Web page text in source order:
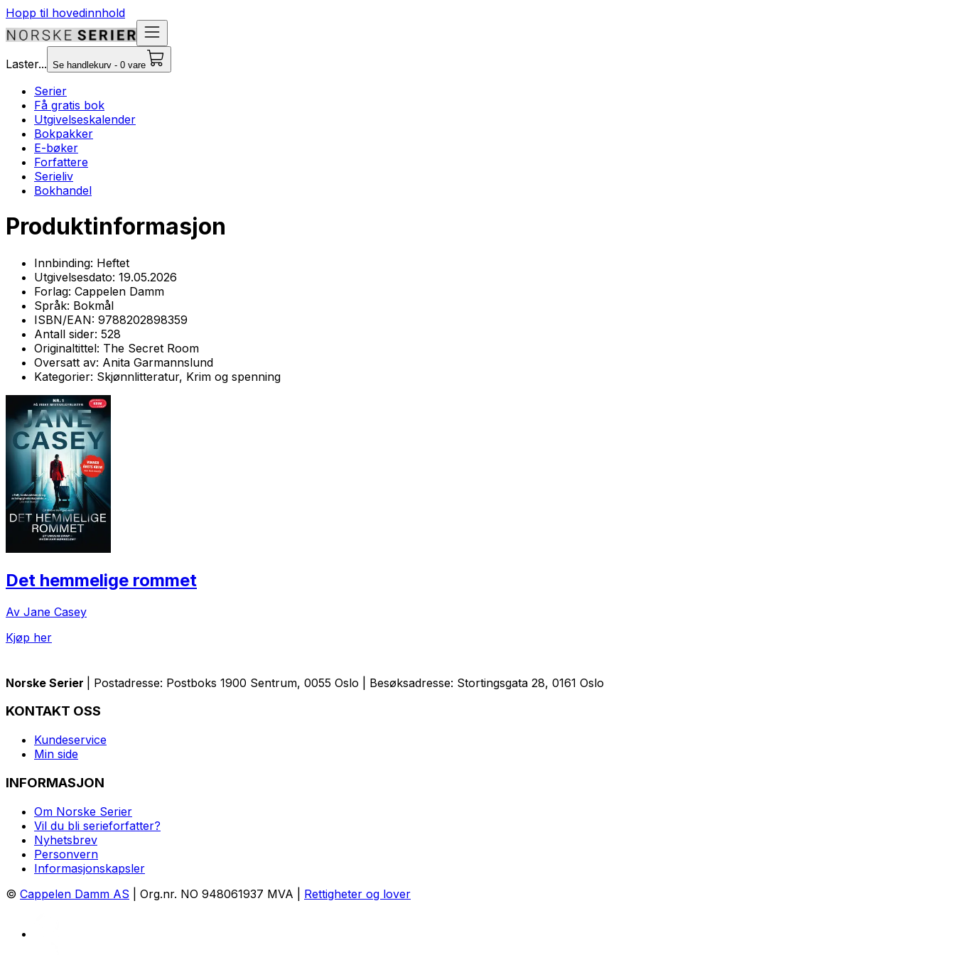
Hopp til hovedinnhold
Laster... Se handlekurv - 0 vare
Serier
Få gratis bok
Utgivelseskalender
Bokpakker
E-bøker
Forfattere
Serieliv
Bokhandel
Produktinformasjon
Innbinding: Heftet
Utgivelsesdato: 19.05.2026
Forlag: Cappelen Damm
Språk: Bokmål
ISBN/EAN: 9788202898359
Antall sider: 528
Originaltittel: The Secret Room
Oversatt av: Anita Garmannslund
Kategorier: Skjønnlitteratur, Krim og spenning
Det hemmelige rommet
Av Jane Casey
Kjøp her
Norske Serier | Postadresse: Postboks 1900 Sentrum, 0055 Oslo | Besøksadresse: Stortingsgata 28, 0161 Oslo
KONTAKT OSS
Kundeservice
Min side
INFORMASJON
Om Norske Serier
Vil du bli serieforfatter?
Nyhetsbrev
Personvern
Informasjonskapsler
© Cappelen Damm AS | Org.nr. NO 948061937 MVA | Rettigheter og lover